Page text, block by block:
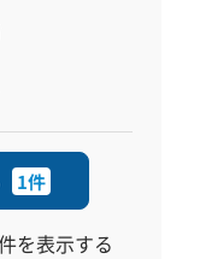
1件
を表示する